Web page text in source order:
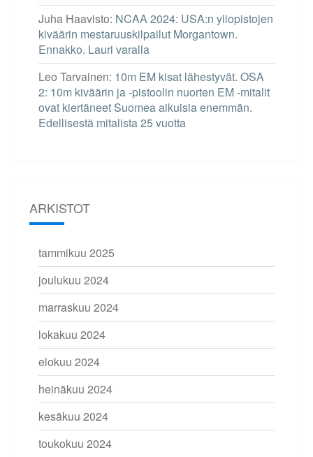
Juha Haavisto: NCAA 2024: USA:n yliopistojen
kiväärin mestaruuskilpailut Morgantown.
Ennakko. Lauri varalla
Leo Tarvainen: 10m EM kisat lähestyvät. OSA
2: 10m kiväärin ja -pistoolin nuorten EM -mitalit
ovat kiertäneet Suomea aikuisia enemmän.
Edellisestä mitalista 25 vuotta
ARKISTOT
tammikuu 2025
joulukuu 2024
marraskuu 2024
lokakuu 2024
elokuu 2024
heinäkuu 2024
kesäkuu 2024
toukokuu 2024